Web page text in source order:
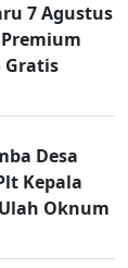
7 Agustus
Gratis
Desa
Kepala
Oknum